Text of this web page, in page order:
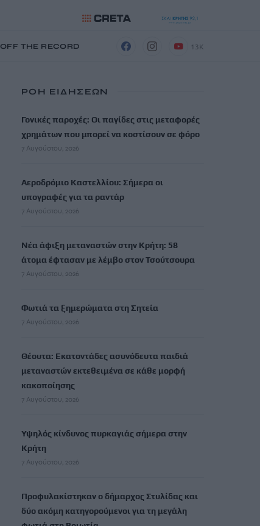
OFF THE RECORD 13K
ΡΟΗ ΕΙΔΗΣΕΩΝ
Γονικές παροχές: Οι παγίδες στις μεταφορές
χρημάτων που μπορεί να κοστίσουν σε φόρο
7 Αυγούστου, 2026
Αεροδρόμιο Καστελλίου: Σήμερα οι
υπογραφές για τα ραντάρ
7 Αυγούστου, 2026
Νέα άφιξη μεταναστών στην Κρήτη: 58
άτομα έφτασαν με λέμβο στον Τσούτσουρα
7 Αυγούστου, 2026
Φωτιά τα ξημερώματα στη Σητεία
7 Αυγούστου, 2026
Θέουτα: Εκατοντάδες ασυνόδευτα παιδιά
μεταναστών εκτεθειμένα σε κάθε μορφή
κακοποίησης
7 Αυγούστου, 2026
Υψηλός κίνδυνος πυρκαγιάς σήμερα στην
Κρήτη
7 Αυγούστου, 2026
Προφυλακίστηκαν ο δήμαρχος Στυλίδας και
δύο ακόμη κατηγορούμενοι για τη μεγάλη